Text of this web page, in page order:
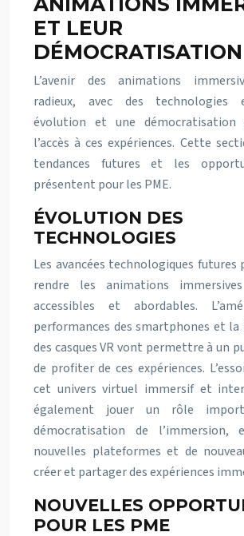
ET LEUR
DÉMOCRATISATION
L’avenir des animations
radieux, avec des technologies
évolution et une démocratisation
l’accès à ces expériences. Cette
tendances futures et les
présentent pour les PME.
ÉVOLUTION DES
TECHNOLOGIES
Les avancées technologiques
rendre les animations
accessibles et abordables.
performances des smartphones et la
des casques VR vont permettre à un
de profiter de ces expériences.
cet univers virtuel immersif et
également jouer un rôle
démocratisation de l’immersion,
nouvelles plateformes et de
créer et partager des expériences
NOUVELLES
POUR LES PME